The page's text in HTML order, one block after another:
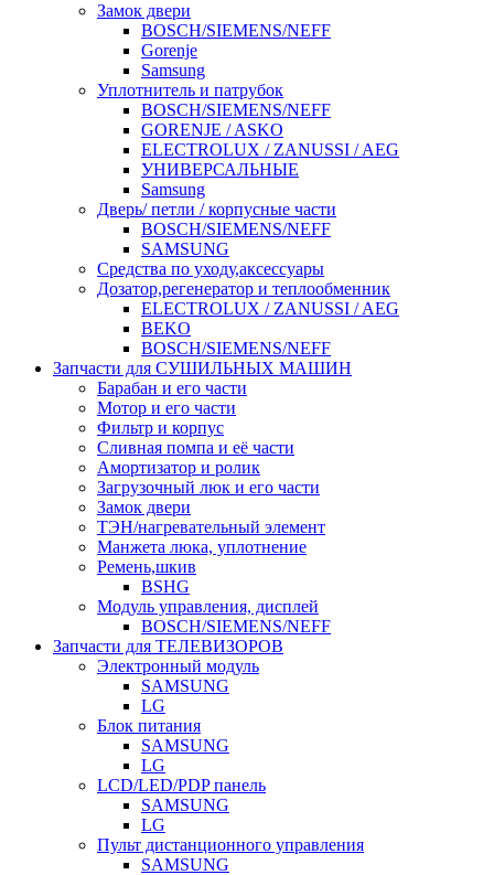
Замок двери
BOSCH/SIEMENS/NEFF
Gorenje
Samsung
Уплотнитель и патрубок
BOSCH/SIEMENS/NEFF
GORENJE / ASKO
ELECTROLUX / ZANUSSI / AEG
УНИВЕРСАЛЬНЫЕ
Samsung
Дверь/ петли / корпусные части
BOSCH/SIEMENS/NEFF
SAMSUNG
Средства по уходу,аксессуары
Дозатор,регенератор и теплообменник
ELECTROLUX / ZANUSSI / AEG
BEKO
BOSCH/SIEMENS/NEFF
Запчасти для СУШИЛЬНЫХ МАШИН
Барабан и его части
Мотор и его части
Фильтр и корпус
Сливная помпа и её части
Амортизатор и ролик
Загрузочный люк и его части
Замок двери
ТЭН/нагревательный элемент
Манжета люка, уплотнение
Ремень,шкив
BSHG
Модуль управления, дисплей
BOSCH/SIEMENS/NEFF
Запчасти для ТЕЛЕВИЗОРОВ
Электронный модуль
SAMSUNG
LG
Блок питания
SAMSUNG
LG
LCD/LED/PDP панель
SAMSUNG
LG
Пульт дистанционного управления
SAMSUNG